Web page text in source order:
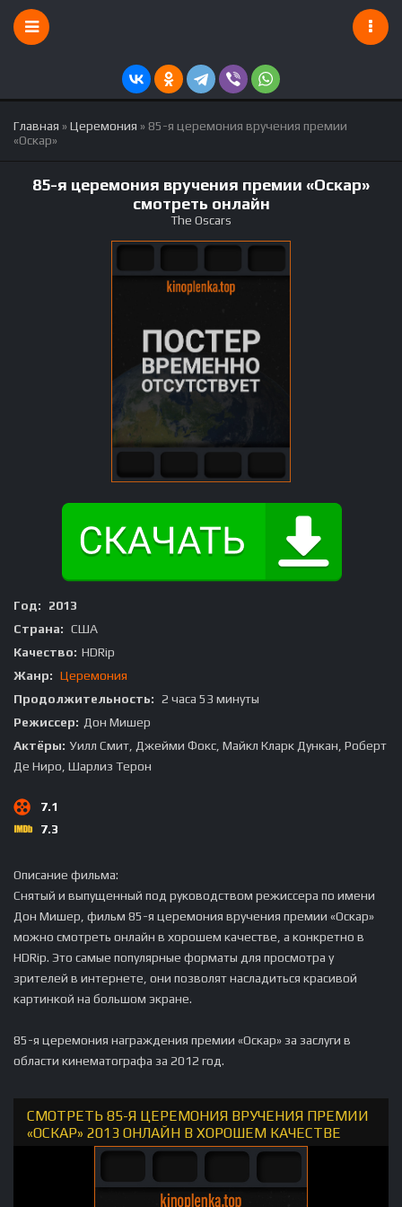
Главная »Церемония » 85-я церемония вручения премии
«Оскар»
85-я церемония вручения премии «Оскар»
смотреть онлайн
The Oscars
Год:
2013
Страна: США
Качество: HDRip
Жанр: Церемония
Продолжительность: 2 часа 53 минуты
Режиссер: Дон Мишер
Актёры: Уилл Смит, Джейми Фокс, Майкл Кларк Дункан, Роберт
Де Ниро, Шарлиз Терон
7.1
7.3
Описание фильма:
Снятый и выпущенный под руководством режиссера по имени
Дон Мишер, фильм 85-я церемония вручения премии «Оскар»
можно смотреть онлайн в хорошем качестве, а конкретно в
HDRip. Это самые популярные форматы для просмотра у
зрителей в интернете, они позволят насладиться красивой
картинкой на большом экране.
85-я церемония награждения премии «Оскар» за заслуги в
области кинематографа за 2012 год.
СМОТРЕТЬ 85-Я ЦЕРЕМОНИЯ ВРУЧЕНИЯ ПРЕМИИ
«ОСКАР» 2013 ОНЛАЙН В ХОРОШЕМ КАЧЕСТВЕ